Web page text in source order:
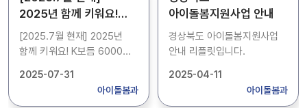
휴무일이 있으니 방문 전 확인
바랍니다.
2025년 함께 키워요!
K보듬 6000 사업안내 및
지정시설 현황입니다.
[2025.7월 현재] 2025년
함께 키워요! K보듬 6000
현황입니다.
2025-07-31
아이돌봄과
아이돌봄지원사업 안내
경상북도 아이돌봄지원사업
안내 리플릿입니다.
2025-04-11
아이돌봄과